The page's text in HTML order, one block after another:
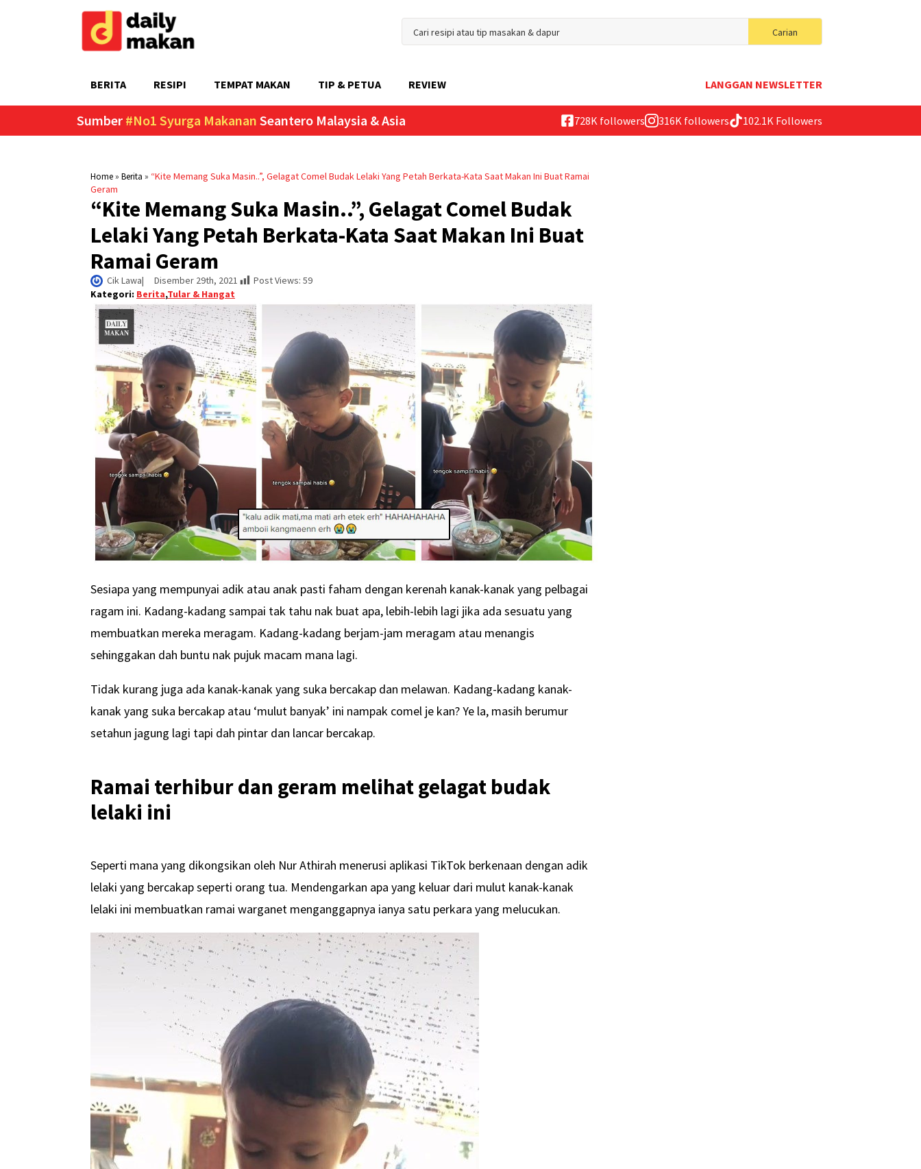
Carian
for:
BERITA RESIPI TEMPAT MAKAN TIP & PETUA REVIEW LANGGAN NEWSLETTER
Sumber #No1 Syurga Makanan Seantero Malaysia & Asia 728K followers 316K followers 102.1K Followers
Home» Berita » “Kite Memang Suka Masin..”, Gelagat Comel Budak Lelaki Yang Petah Berkata-Kata Saat Makan Ini Buat Ramai
Geram
“Kite Memang Suka Masin..”, Gelagat Comel Budak
Lelaki Yang Petah Berkata-Kata Saat Makan Ini Buat
Ramai Geram
Cik Lawa| Disember 29th, 2021 Post Views: 59
Kategori: Berita,Tular & Hangat
Sesiapa yang mempunyai adik atau anak pasti faham dengan kerenah kanak-kanak yang pelbagai
ragam ini. Kadang-kadang sampai tak tahu nak buat apa, lebih-lebih lagi jika ada sesuatu yang
membuatkan mereka meragam. Kadang-kadang berjam-jam meragam atau menangis
sehinggakan dah buntu nak pujuk macam mana lagi.
Tidak kurang juga ada kanak-kanak yang suka bercakap dan melawan. Kadang-kadang kanak-
kanak yang suka bercakap atau ‘mulut banyak’ ini nampak comel je kan? Ye la, masih berumur
setahun jagung lagi tapi dah pintar dan lancar bercakap.
Ramai terhibur dan geram melihat gelagat budak
lelaki ini
Seperti mana yang dikongsikan oleh Nur Athirah menerusi aplikasi TikTok berkenaan dengan adik
lelaki yang bercakap seperti orang tua. Mendengarkan apa yang keluar dari mulut kanak-kanak
lelaki ini membuatkan ramai warganet menganggapnya ianya satu perkara yang melucukan.